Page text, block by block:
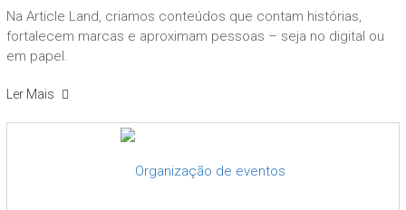
Na Article Land, criamos conteúdos que contam histórias,
fortalecem marcas e aproximam pessoas – seja no digital ou
em papel.
Ler Mais